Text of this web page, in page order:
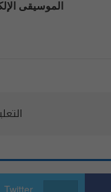
الموسيقى